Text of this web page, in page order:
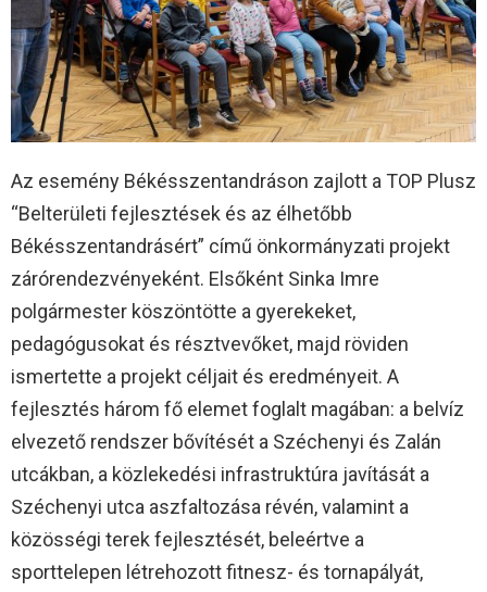
Az esemény Békésszentandráson zajlott a TOP Plusz
“Belterületi fejlesztések és az élhetőbb
Békésszentandrásért” című önkormányzati projekt
zárórendezvényeként. Elsőként Sinka Imre
polgármester köszöntötte a gyerekeket,
pedagógusokat és résztvevőket, majd röviden
ismertette a projekt céljait és eredményeit. A
fejlesztés három fő elemet foglalt magában: a belvíz
elvezető rendszer bővítését a Széchenyi és Zalán
utcákban, a közlekedési infrastruktúra javítását a
Széchenyi utca aszfaltozása révén, valamint a
közösségi terek fejlesztését, beleértve a
sporttelepen létrehozott fitnesz- és tornapályát,